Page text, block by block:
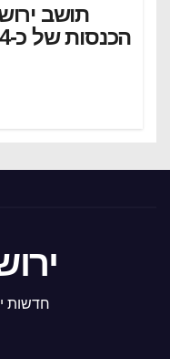
תושב
חדשות